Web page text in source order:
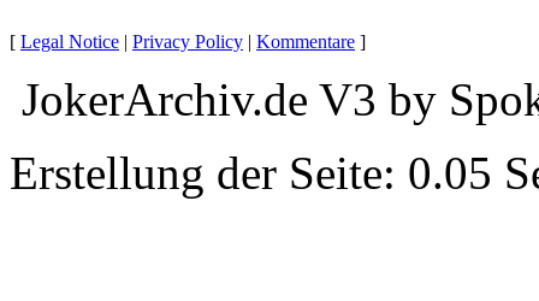
[ Legal Notice | Privacy Policy | Kommentare ]
JokerArchiv.de V3 by
Erstellung der Seite: 0.05